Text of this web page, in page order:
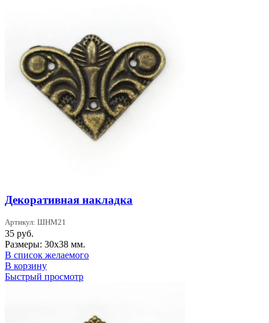
Декоративная накладка
Артикул: ШНМ21
35 руб.
Размеры: 30х38 мм.
В список желаемого
В корзину
Быстрый просмотр